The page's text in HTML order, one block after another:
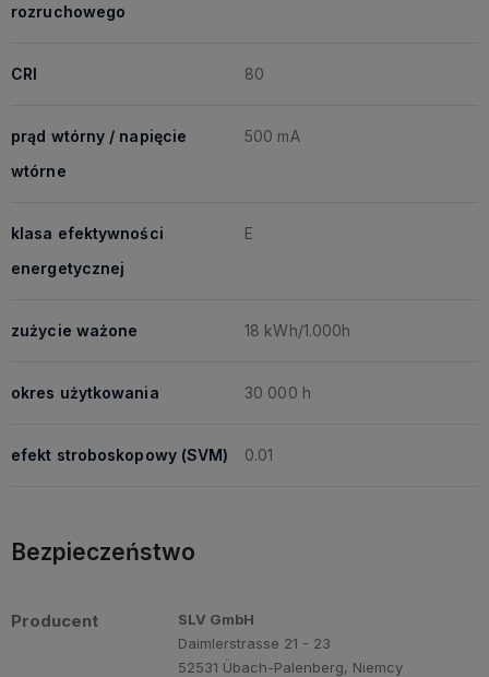
rozruchowego
CRI 80
prąd wtórny / napięcie
wtórne
500 mA
klasa efektywności
energetycznej
E
zużycie ważone 18 kWh/1.000h
okres użytkowania 30 000 h
efekt stroboskopowy (SVM) 0.01
Bezpieczeństwo
Producent
SLV GmbH
Daimlerstrasse 21 - 23
52531 Übach-Palenberg, Niemcy